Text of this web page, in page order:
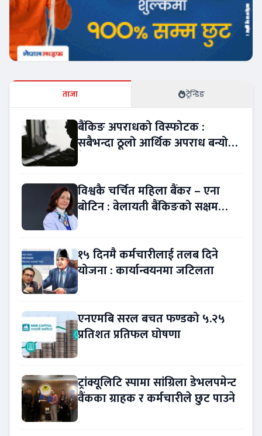
ताजा ट्रेन्डिङ
बैंकिङ अपराधको विस्फोटक :
सबैभन्दा ठूलो आर्थिक अपराध बन्यो
विश्वकै चर्चित महिला बैंकर – एना
बोटिन : वेलायती बैंकिङको सक्षम
१५ दिनमै कर्मचारीलाई तलब दिने
योजना : कार्यान्वयनमा जटिलता
एनएमबि सरल बचत फण्डको ५.२५
प्रतिशत प्रतिफल घोषणा
ट्रांक्यूलिटि स्पामा सांग्रिला डेभलपमेन्ट
वैंकका ग्राहक र कर्मचारीले छुट पाउने